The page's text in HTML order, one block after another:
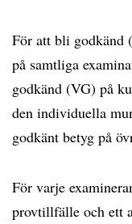
För att bli godkänd
på samtliga
godkänd (VG) på
den individuella
godkänt betyg på
För varje
provtillfälle och ett